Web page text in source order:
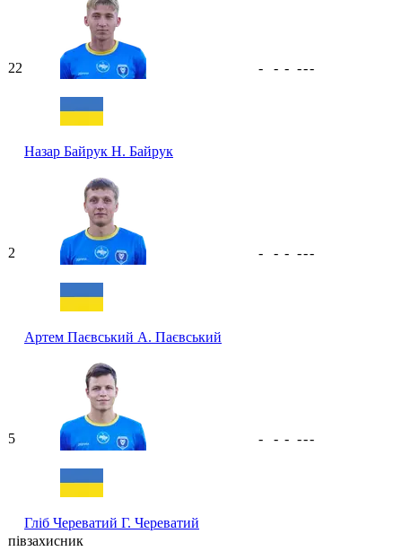
22
Назар Байрук Н. Байрук
- - - ---
2
Артем Паєвський А. Паєвський
- - - ---
5
Гліб Череватий Г. Череватий
- - - ---
півзахисник